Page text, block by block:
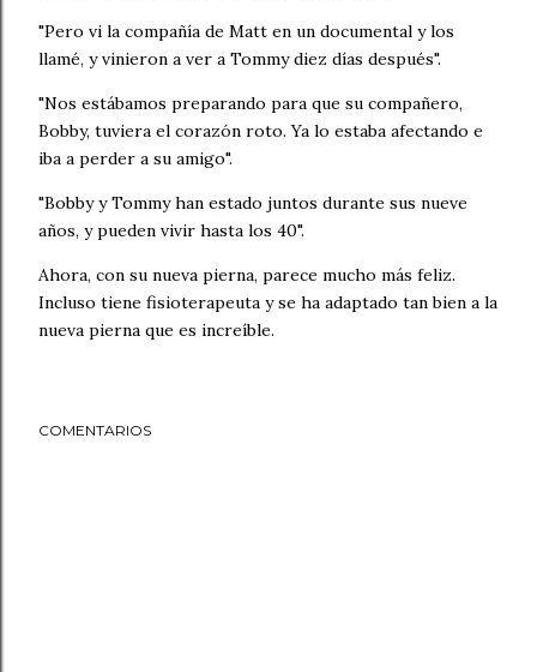
"Pero vi la compañía de Matt en un documental y los
llamé, y vinieron a ver a Tommy diez días después".
"Nos estábamos preparando para que su compañero,
Bobby, tuviera el corazón roto. Ya lo estaba afectando e
iba a perder a su amigo".
"Bobby y Tommy han estado juntos durante sus nueve
años, y pueden vivir hasta los 40".
Ahora, con su nueva pierna, parece mucho más feliz.
Incluso tiene fisioterapeuta y se ha adaptado tan bien a la
nueva pierna que es increíble.
COMENTARIOS